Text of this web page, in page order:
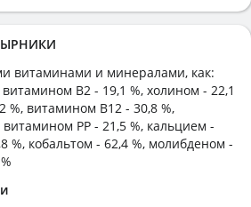
витаминами и минералами, как:
B2 - 19,1 %, холином - 22,1
%, витамином B12 - 30,8 %,
PP - 21,5 %, кальцием -
%, кобальтом - 62,4 %, молибденом -